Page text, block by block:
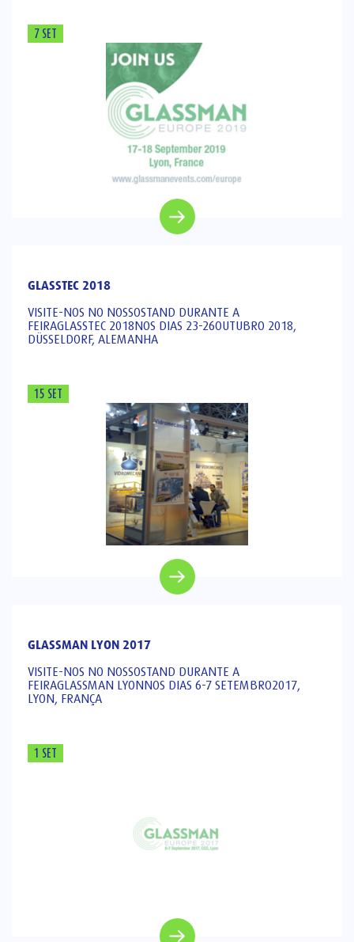
7 SET
GLASSTEC 2018
VISITE-NOS NO NOSSOSTAND DURANTE A
FEIRAGLASSTEC 2018NOS DIAS 23-26OUTUBRO 2018,
DÜSSELDORF, ALEMANHA
15 SET
GLASSMAN LYON 2017
VISITE-NOS NO NOSSOSTAND DURANTE A
FEIRAGLASSMAN LYONNOS DIAS 6-7 SETEMBRO2017,
LYON, FRANÇA
1 SET